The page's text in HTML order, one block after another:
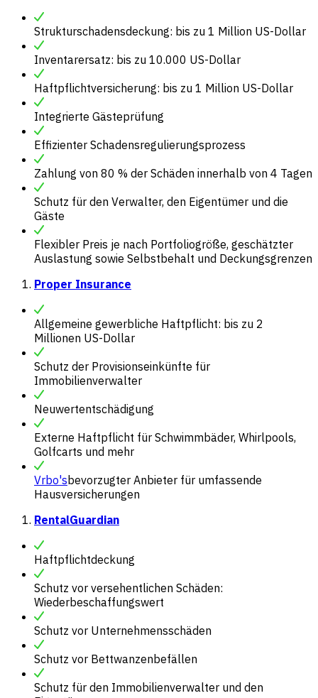
Strukturschadensdeckung: bis zu 1 Million US-Dollar
Inventarersatz: bis zu 10.000 US-Dollar
Haftpflichtversicherung: bis zu 1 Million US-Dollar
Integrierte Gästeprüfung
Effizienter Schadensregulierungsprozess
Zahlung von 80 % der Schäden innerhalb von 4 Tagen
Schutz für den Verwalter, den Eigentümer und die
Gäste
Flexibler Preis je nach Portfoliogröße, geschätzter
Auslastung sowie Selbstbehalt und Deckungsgrenzen
Proper Insurance
Allgemeine gewerbliche Haftpflicht: bis zu 2
Millionen US-Dollar
Schutz der Provisionseinkünfte für
Immobilienverwalter
Neuwertentschädigung
Externe Haftpflicht für Schwimmbäder, Whirlpools,
Golfcarts und mehr
Vrbo's bevorzugter Anbieter für umfassende
Hausversicherungen
RentalGuardian
Haftpflichtdeckung
Schutz vor versehentlichen Schäden:
Wiederbeschaffungswert
Schutz vor Unternehmensschäden
Schutz vor Bettwanzenbefällen
Schutz für den Immobilienverwalter und den